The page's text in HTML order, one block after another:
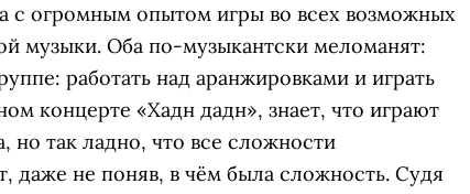
с огромным опытом игры во всех возможных
музыки. Оба по-музыкантски меломанят:
работать над аранжировками и играть
концерте «Хадн дадн», знает, что играют
но так ладно, что все сложности
даже не поняв, в чём была сложность. Судя